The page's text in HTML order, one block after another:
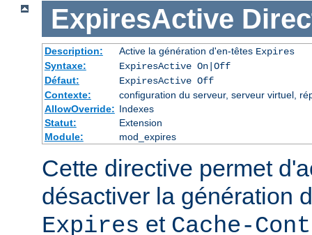
ExpiresActive
Description: Active la génération d'en-têtes Expires
Syntaxe:
ExpiresActive On|Off
Défaut:
ExpiresActive Off
Contexte:
configuration du serveur, serveur virtuel,
AllowOverride: Indexes
Statut:
Extension
Module:
mod_expires
Cette directive permet
désactiver la génération
Expires et Cache-